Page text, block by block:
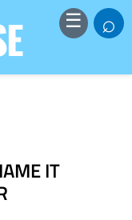
☰ ⌕
IT